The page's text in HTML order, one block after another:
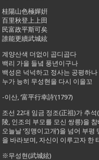
桂陽山色極嬋姸
百里秋登上上田
民富政平斯可矣
誰能更續武城絃
계양산색 더없이 곱디곱다
백리 가을 들녘 풍년이구나
백성은 넉넉하고 정사는 공평하나
누가 능히 무성현을 다시 이을꼬
-이산, ‘富平行幸詩’(1797)
조선 22대 임금 정조(正祖)가 추
陵, 인조의 부모를 모신 쌍릉)을
오늘날 ‘징맹이고개’)을 넘어 부
을 바라보며, 자신이 이루고자 한
※무성현(武城絃)